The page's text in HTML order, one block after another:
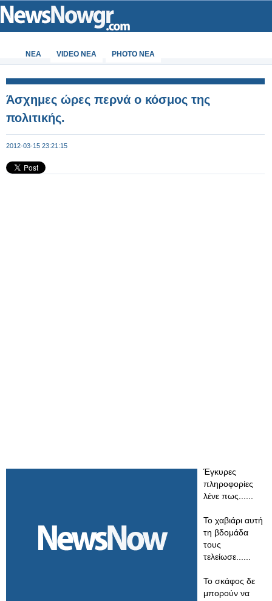
ΝΕΑ VIDEO NEA PHOTO NEA
Άσχημες ώρες περνά ο κόσμος της
πολιτικής.
2012-03-15 23:21:15
Έγκυρες
πληροφορίες
λένε πως......
Το χαβιάρι αυτή
τη βδομάδα
τους
τελείωσε......
Το σκάφος δε
μπορούν να